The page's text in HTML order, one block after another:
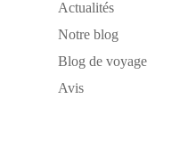
Actualités
Notre blog
Blog de voyage
Avis